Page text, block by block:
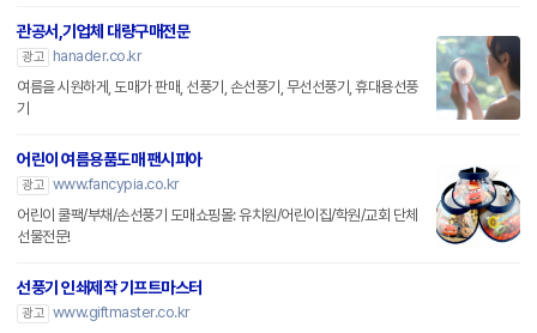
관공서,기업체 대량구매전문
광고
hanader.co.kr
여름을 시원하게, 도매가 판매, 선풍기, 손선풍기, 무선선풍기, 휴대용선풍
기
어린이 여름용품도매 팬시피아
광고 www.fancypia.co.kr
어린이 쿨팩/부채/손선풍기 도매쇼핑몰: 유치원/어린이집/학원/교회 단체
선물전문!
선풍기 인쇄제작 기프트마스터
광고 www.giftmaster.co.kr